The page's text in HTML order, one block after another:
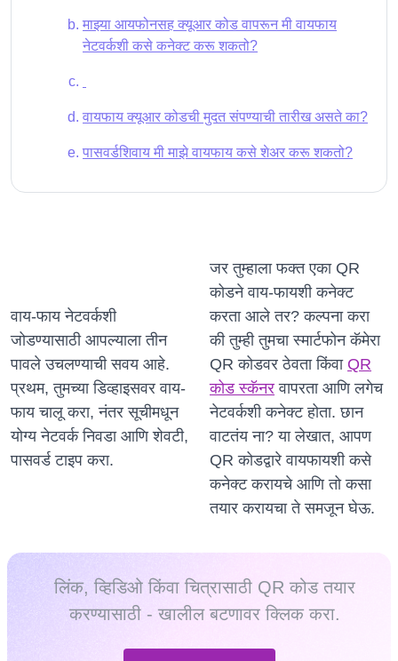
माझ्या आयफोनसह क्यूआर कोड वापरून मी वायफाय
नेटवर्कशी कसे कनेक्ट करू शकतो?
वायफाय क्यूआर कोडची मुदत संपण्याची तारीख असते का?
पासवर्डशिवाय मी माझे वायफाय कसे शेअर करू शकतो?
वाय-फाय नेटवर्कशी
जोडण्यासाठी आपल्याला तीन
पावले उचलण्याची सवय आहे.
प्रथम, तुमच्या डिव्हाइसवर वाय-
फाय चालू करा, नंतर सूचीमधून
योग्य नेटवर्क निवडा आणि शेवटी,
पासवर्ड टाइप करा.
जर तुम्हाला फक्त एका QR
कोडने वाय-फायशी कनेक्ट
करता आले तर? कल्पना करा
की तुम्ही तुमचा स्मार्टफोन कॅमेरा
QR कोडवर ठेवता किंवा QR
कोड स्कॅनर वापरता आणि लगेच
नेटवर्कशी कनेक्ट होता. छान
वाटतंय ना? या लेखात, आपण
QR कोडद्वारे वायफायशी कसे
कनेक्ट करायचे आणि तो कसा
तयार करायचा ते समजून घेऊ.
लिंक, व्हिडिओ किंवा चित्रासाठी QR कोड तयार
करण्यासाठी - खालील बटणावर क्लिक करा.